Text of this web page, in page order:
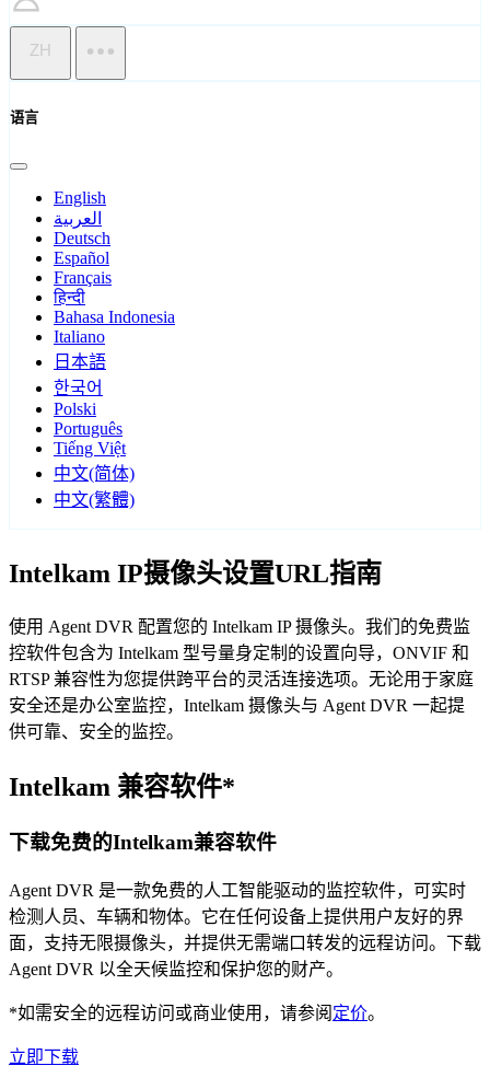
ZH
语言
English
العربية
Deutsch
Español
Français
हिन्दी
Bahasa Indonesia
Italiano
日本語
한국어
Polski
Português
Tiếng Việt
中文(简体)
中文(繁體)
Intelkam IP摄像头设置URL指南
使用 Agent DVR 配置您的 Intelkam IP 摄像头。我们的免费监
控软件包含为 Intelkam 型号量身定制的设置向导，ONVIF 和
RTSP 兼容性为您提供跨平台的灵活连接选项。无论用于家庭
安全还是办公室监控，Intelkam 摄像头与 Agent DVR 一起提
供可靠、安全的监控。
Intelkam 兼容软件*
下载免费的Intelkam兼容软件
Agent DVR 是一款免费的人工智能驱动的监控软件，可实时
检测人员、车辆和物体。它在任何设备上提供用户友好的界
面，支持无限摄像头，并提供无需端口转发的远程访问。下载
Agent DVR 以全天候监控和保护您的财产。
*如需安全的远程访问或商业使用，请参阅 定价。
立即下载